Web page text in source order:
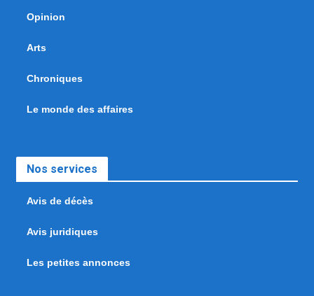
Opinion
Arts
Chroniques
Le monde des affaires
Nos services
Avis de décès
Avis juridiques
Les petites annonces